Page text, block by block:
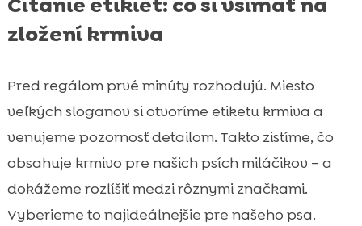
zložení krmiva
Pred regálom prvé minúty rozhodujú. Miesto
veľkých sloganov si otvoríme etiketu krmiva a
venujeme pozornosť detailom. Takto zistíme, čo
obsahuje krmivo pre našich psích miláčikov – a
dokážeme rozlíšiť medzi rôznymi značkami.
Vyberieme to najideálnejšie pre našeho psa.